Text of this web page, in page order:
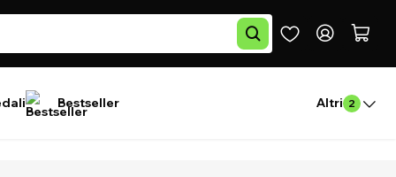
Bestseller Altri 2